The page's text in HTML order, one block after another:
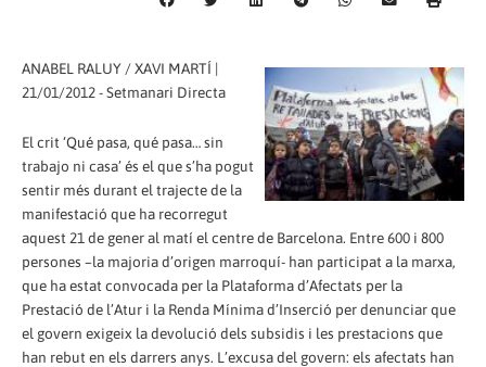
ANABEL RALUY / XAVI MARTÍ |
21/01/2012 - Setmanari Directa
El crit ‘Qué pasa, qué pasa… sin
trabajo ni casa’ és el que s’ha pogut
sentir més durant el trajecte de la
manifestació que ha recorregut
aquest 21 de gener al matí el centre de Barcelona. Entre 600 i 800
persones –la majoria d’origen marroquí- han participat a la marxa,
que ha estat convocada per la Plataforma d’Afectats per la
Prestació de l’Atur i la Renda Mínima d’Inserció per denunciar que
el govern exigeix la devolució dels subsidis i les prestacions que
han rebut en els darrers anys. L’excusa del govern: els afectats han